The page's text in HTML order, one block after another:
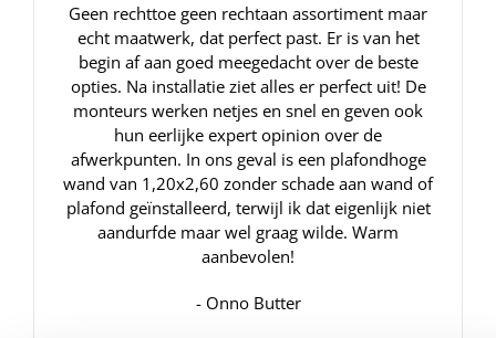
Geen rechttoe geen rechtaan assortiment maar
echt maatwerk, dat perfect past. Er is van het
begin af aan goed meegedacht over de beste
opties. Na installatie ziet alles er perfect uit! De
monteurs werken netjes en snel en geven ook
hun eerlijke expert opinion over de
afwerkpunten. In ons geval is een plafondhoge
wand van 1,20x2,60 zonder schade aan wand of
plafond geïnstalleerd, terwijl ik dat eigenlijk niet
aandurfde maar wel graag wilde. Warm
aanbevolen!
- Onno Butter